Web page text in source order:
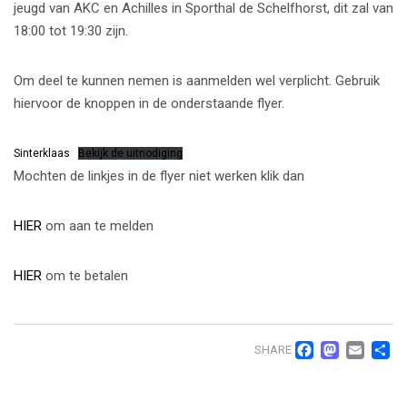
jeugd van AKC en Achilles in Sporthal de Schelfhorst, dit zal van
18:00 tot 19:30 zijn.
Om deel te kunnen nemen is aanmelden wel verplicht. Gebruik
hiervoor de knoppen in de onderstaande flyer.
Sinterklaas Bekijk de uitnodiging
Mochten de linkjes in de flyer niet werken klik dan
HIER om aan te melden
HIER om te betalen
SHARE